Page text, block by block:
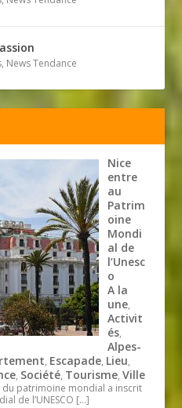
, News Tendance
Nice
entre
au
Patrim
oine
Mondi
al de
l’Unesc
o
A la
une,
Activit
és,
Alpes-
, Escapade, Lieu,
, Société, Tourisme,Ville
du patrimoine mondial a inscrit
de l’UNESCO […]